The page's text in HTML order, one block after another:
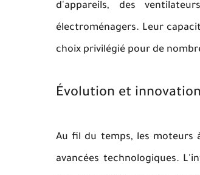
d'appareils, des
électroménagers. Leur
choix privilégié pour de
Évolution et
Au fil du temps, les moteurs
avancées technologiques.